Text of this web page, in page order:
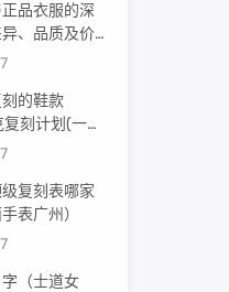
品衣服的深
、品质及价
的鞋款
刻计划(一周
复刻表哪家
表广州）
（士道女